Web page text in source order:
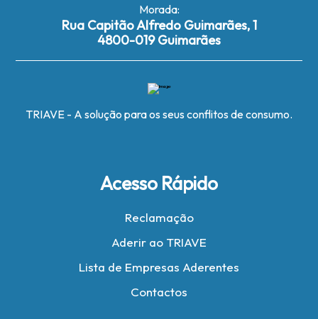
Morada:
Rua Capitão Alfredo Guimarães, 1
4800-019 Guimarães
TRIAVE - A solução para os seus conflitos de consumo.
Acesso Rápido
Reclamação
Aderir ao TRIAVE
Lista de Empresas Aderentes
Contactos